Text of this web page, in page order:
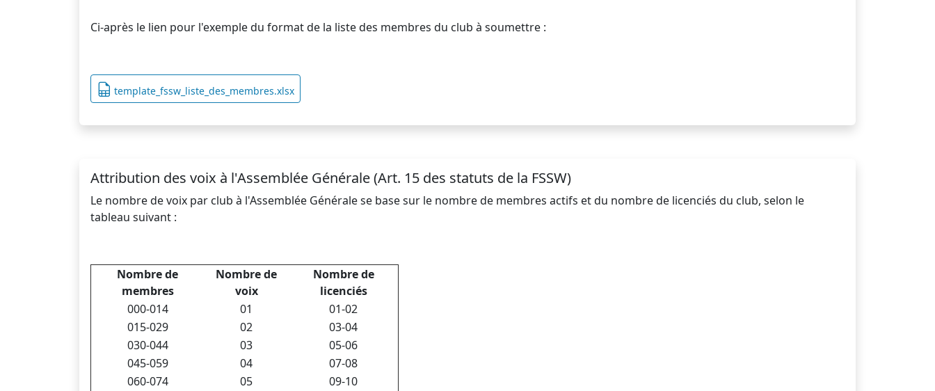
Ci-après le lien pour l'exemple du format de la liste des membres du club à soumettre :
template_fssw_liste_des_membres.xlsx
Attribution des voix à l'Assemblée Générale (Art. 15 des statuts de la FSSW)
Le nombre de voix par club à l'Assemblée Générale se base sur le nombre de membres actifs et du nombre de licenciés du club, selon le
tableau suivant :
Nombre de
membres
Nombre de
voix
Nombre de
licenciés
000-014
01
01-02
015-029
02
03-04
030-044
03
05-06
045-059
04
07-08
060-074
05
09-10